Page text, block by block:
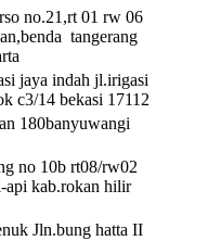
no.21,rt 01 rw 06
tangerang
jaya indah jl.irigasi
c3/14 bekasi 17112
180banyuwangi
no 10b rt08/rw02
api kab.rokan hilir
Jln.bung hatta II